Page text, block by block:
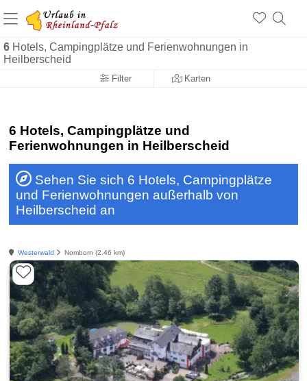
6 Hotels, Campingplätze und Ferienwohnungen in
Heilberscheid
Filter Karten
+1.500 Unterkünfte in Rheinland-Pfalz
+1.000 Sehenswürdigkeiten
Über 25 Jahre online
6 Hotels, Campingplätze und
Ferienwohnungen in Heilberscheid
Sehen Sie sich 6 Hotels, Campingplätze
und Ferienwohnungen außerhalb von
Heilberscheid an
Westerwald Nomborn (2.46 km)